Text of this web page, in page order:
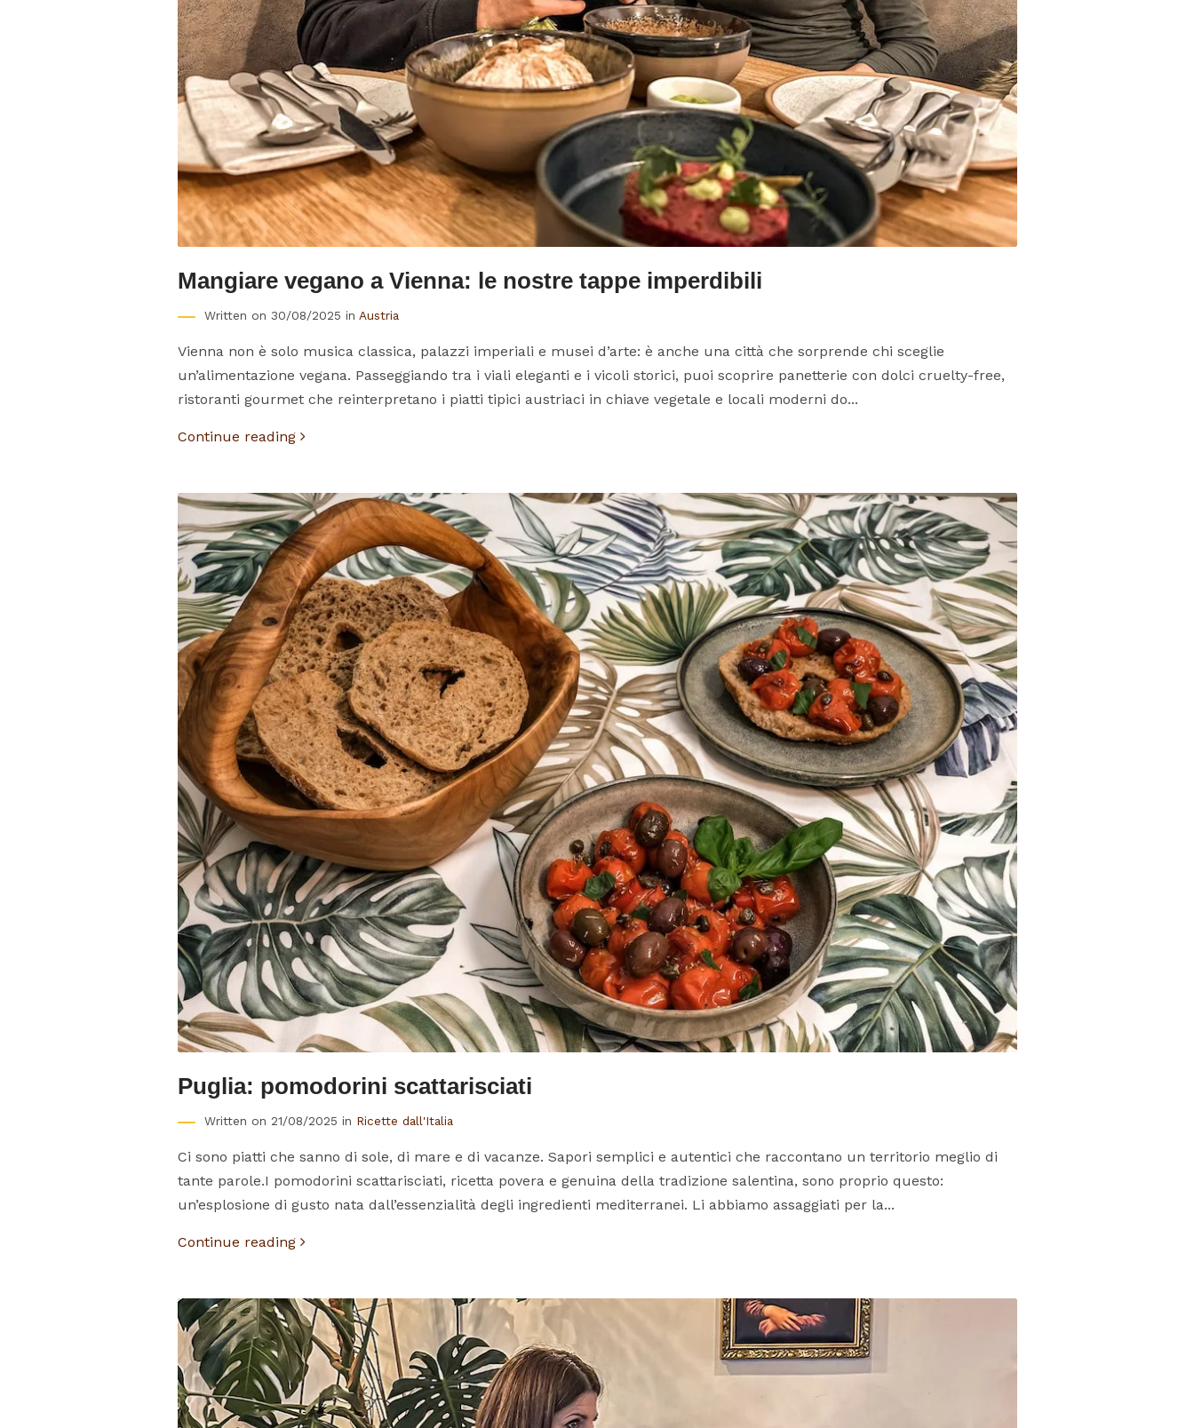
Mangiare vegano a Vienna: le nostre tappe imperdibili
Written on 30/08/2025 in Austria
Vienna non è solo musica classica, palazzi imperiali e musei d’arte: è anche una città che sorprende chi sceglie
un’alimentazione vegana. Passeggiando tra i viali eleganti e i vicoli storici, puoi scoprire panetterie con dolci cruelty-free,
ristoranti gourmet che reinterpretano i piatti tipici austriaci in chiave vegetale e locali moderni do...
Continue reading
Puglia: pomodorini scattarisciati
Written on 21/08/2025 in Ricette dall'Italia
Ci sono piatti che sanno di sole, di mare e di vacanze. Sapori semplici e autentici che raccontano un territorio meglio di
tante parole.I pomodorini scattarisciati, ricetta povera e genuina della tradizione salentina, sono proprio questo:
un’esplosione di gusto nata dall’essenzialità degli ingredienti mediterranei. Li abbiamo assaggiati per la...
Continue reading